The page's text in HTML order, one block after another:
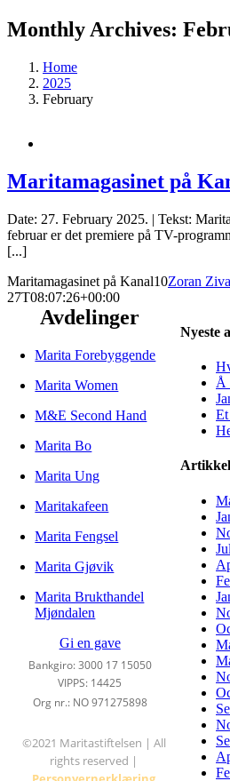
Monthly Archives:
Home
2025
February
Maritamagasinet på
Date: 27. February 2025. | Tekst:
februar er det premiere på TV-
[...]
Maritamagasinet på Kanal10Zoran
27T08:07:26+00:00
Nyeste
Å
Avdelinger
Marita Forebyggende
Marita Women
M&E Second Hand
Marita Bo
Marita Ung
Maritakafeen
Marita Fengsel
Marita Gjøvik
Marita Brukthandel
Mjøndalen
Gi en gave
Bankgiro: 3000 17 15050
VIPPS: 14425
Org nr.: NO 971275898
©2021 Maritastiftelsen | All
rights reserved |